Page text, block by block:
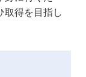
取得を目指し